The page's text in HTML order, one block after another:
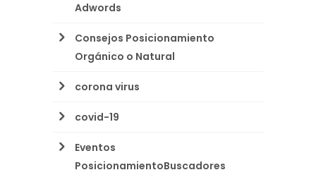
Adwords
Consejos Posicionamiento
Orgánico o Natural
corona virus
covid-19
Eventos
PosicionamientoBuscadores